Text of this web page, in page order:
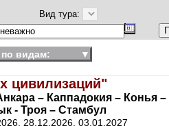
Вид тура:
видам: ▼
цивилизаций"
– Каппадокия – Конья –
- Троя – Стамбул
28.12.2026, 03.01.2027